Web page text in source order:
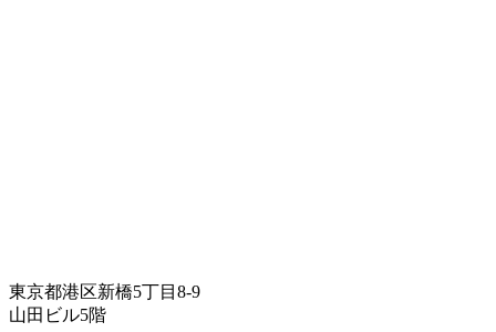
東京都港区新橋5丁目8-9
山田ビル5階